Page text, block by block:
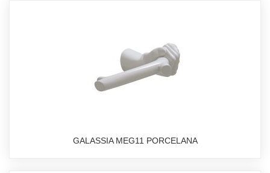
GALASSIA MEG11 PORCELANA